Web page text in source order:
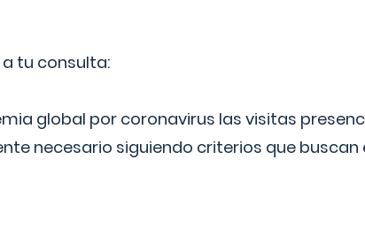
tu consulta:
global por coronavirus las visitas
necesario siguiendo criterios que buscan